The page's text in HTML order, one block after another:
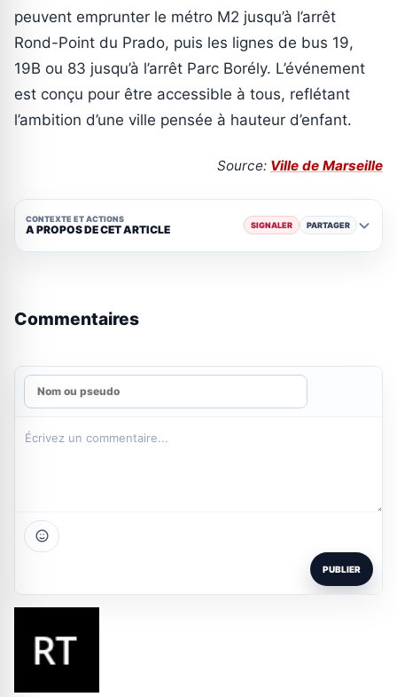
peuvent emprunter le métro M2 jusqu’à l’arrêt
Rond-Point du Prado, puis les lignes de bus 19,
19B ou 83 jusqu’à l’arrêt Parc Borély. L’événement
est conçu pour être accessible à tous, reflétant
l’ambition d’une ville pensée à hauteur d’enfant.
Source: Ville de Marseille
CONTEXTE ET ACTIONS
A PROPOS DE CET ARTICLE SIGNALER PARTAGER
Commentaires
PUBLIER